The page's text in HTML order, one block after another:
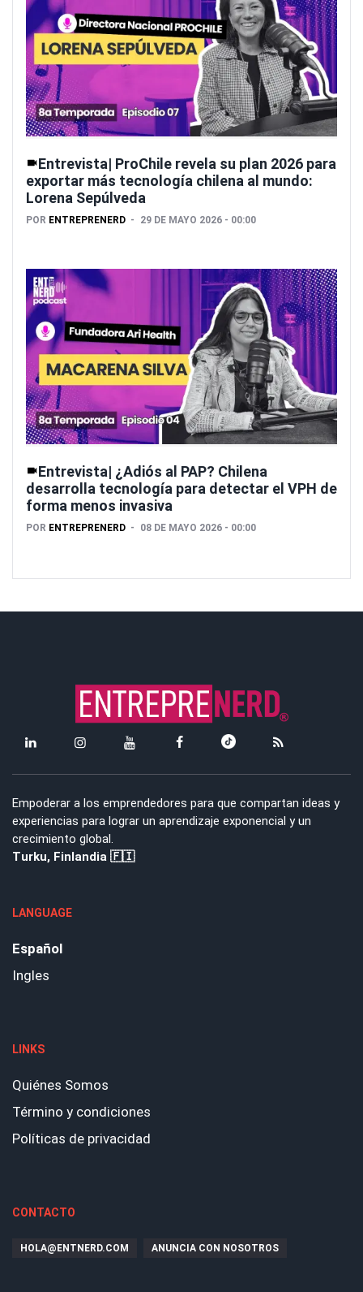
Entrevista| ProChile revela su plan 2026 para
exportar más tecnología chilena al mundo:
Lorena Sepúlveda
POR ENTREPRENERD 29 DE MAYO 2026 - 00:00
Entrevista| ¿Adiós al PAP? Chilena
desarrolla tecnología para detectar el VPH de
forma menos invasiva
POR ENTREPRENERD 08 DE MAYO 2026 - 00:00
Empoderar a los emprendedores para que compartan ideas y
experiencias para lograr un aprendizaje exponencial y un
crecimiento global.
Turku, Finlandia 🇫🇮
LANGUAGE
Español
Ingles
LINKS
Quiénes Somos
Término y condiciones
Políticas de privacidad
CONTACTO
HOLA@ENTNERD.COM ANUNCIA CON NOSOTROS